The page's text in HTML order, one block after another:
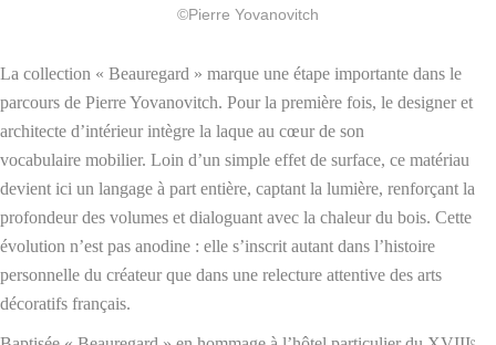
©Pierre Yovanovitch
La collection « Beauregard » marque une étape importante dans le
parcours de Pierre Yovanovitch. Pour la première fois, le designer et
architecte d’intérieur intègre la laque au cœur de son
vocabulaire mobilier. Loin d’un simple effet de surface, ce matériau
devient ici un langage à part entière, captant la lumière, renforçant la
profondeur des volumes et dialoguant avec la chaleur du bois. Cette
évolution n’est pas anodine : elle s’inscrit autant dans l’histoire
personnelle du créateur que dans une relecture attentive des arts
décoratifs français.